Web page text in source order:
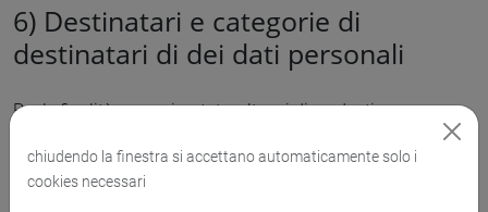
6) Destinatari e categorie di
destinatari di dei dati personali
Per le finalità sopra riportate, oltre ai dipendenti e
potranno trattare i dati personali anche i soggetti che
chiudendo la finestra si accettano automaticamente solo i
cookies necessari